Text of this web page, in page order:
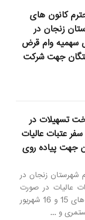
کانون های
زنجان در
وام قرض
جهت شرکت
تسهیلات در
عتبات عالیات
جهت پیاده روی
شهرستان زنجان در
عالیات در صورت
واجد شرایط بودن می توانند در تاریخ های 15 و 16 شهریور